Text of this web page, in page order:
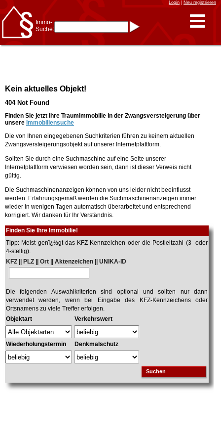
Login| Neu registrieren
Immo-
Suche:
* Suche verfeinern durch
Kombinieren
Frankfurt/Oder
am Main
Immobiliensuche
nach Kreis
nach Amtsgericht
Kein aktuelles Objekt!
404 Not Found
Finden Sie jetzt Ihre Traumimmobilie in der Zwangsversteigerung über
unsere Immobiliensuche
Die von Ihnen eingegebenen Suchkriterien führen zu keinem aktuellen
Zwangsversteigerungsobjekt auf unserer Internetplattform.
Sollten Sie durch eine Suchmaschine auf eine Seite unserer
Internetplattform verwiesen worden sein, dann ist dieser Verweis nicht
gültig.
Die Suchmaschinenanzeigen können von uns leider nicht beeinflusst
werden. Erfahrungsgemäß werden die Suchmaschinenanzeigen immer
wieder in wenigen Tagen automatisch überarbeitet und entsprechend
korrigiert. Wir danken für Ihr Verständnis.
Finden Sie Ihre Immobilie!
Tipp: Meist genï¿½gt das KFZ-Kennzeichen oder die Postleitzahl (3- oder
4-stellig).
KFZ || PLZ || Ort || Aktenzeichen || UNIKA-ID
Die folgenden Auswahlkriterien sind optional und sollten nur dann
verwendet werden, wenn bei Eingabe des KFZ-Kennzeichens oder
Ortsnamens zu viele Treffer erfolgen.
Objektart
Verkehrswert
Wiederholungstermin Denkmalschutz
Suchen